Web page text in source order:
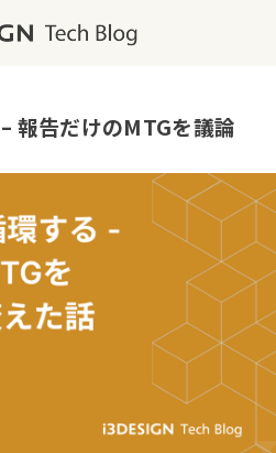
報告だけのMTGを議論